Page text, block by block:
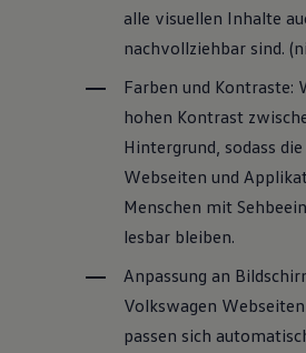
alle visuellen Inhalte
nachvollziehbar sind.
Farben und Kontraste:
hohen Kontrast
Hintergrund, sodass die
Webseiten und
Menschen mit
lesbar bleiben.
Anpassung an
Volkswagen
passen sich